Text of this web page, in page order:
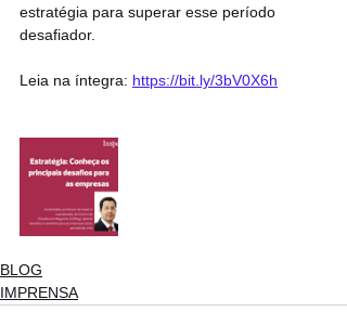
estratégia para superar esse período
desafiador.
Leia na íntegra: https://bit.ly/3bV0X6h
BLOG
IMPRENSA